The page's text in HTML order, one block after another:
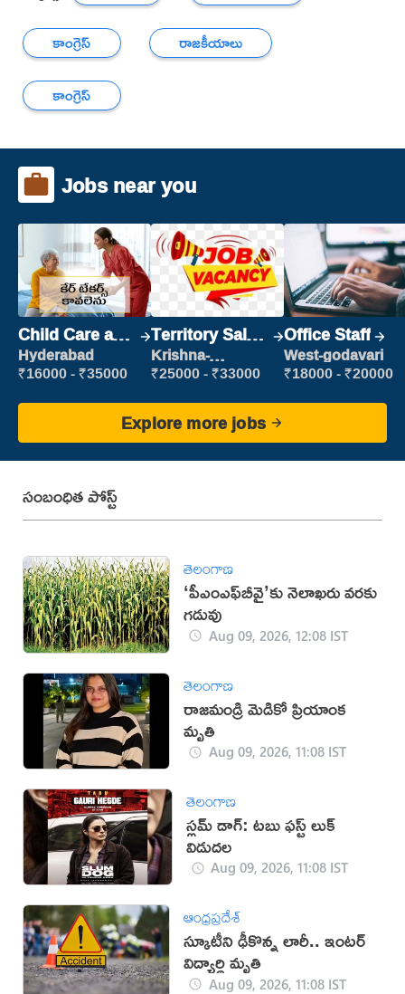
కాంగ్రెస్
రాజకీయాలు
కాంగ్రెస్
Jobs near you
Child Care and
Patient care
Hyderabad
₹16000 - ₹35000
Territory Sales
Manager
Krishna-
vijayawada
₹25000 - ₹33000
Office Staff
West-godavari
₹18000 - ₹20000
Explore more jobs
సంబంధిత పోస్ట్
తెలంగాణ
‘పీఎంఎఫ్‌బీవై’కు నెలాఖరు వరకు
గడువు
Aug 09, 2026, 12:08 IST
తెలంగాణ
రాజమండ్రి మెడికో ప్రియాంక
మృతి
Aug 09, 2026, 11:08 IST
తెలంగాణ
స్లమ్ డాగ్: టబు ఫస్ట్ లుక్
విడుదల
Aug 09, 2026, 11:08 IST
ఆంధ్రప్రదేశ్
స్కూటీని ఢీకొన్న లారీ.. ఇంటర్‌
విద్యార్థి మృతి
Aug 09, 2026, 11:08 IST